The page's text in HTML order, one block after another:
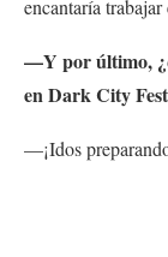
encantaría
—Y por último,
en Dark City
—¡Idos